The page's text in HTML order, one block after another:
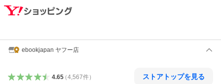
ebookjapan ヤフー店
4.65（4,567件） ストアトップを見る